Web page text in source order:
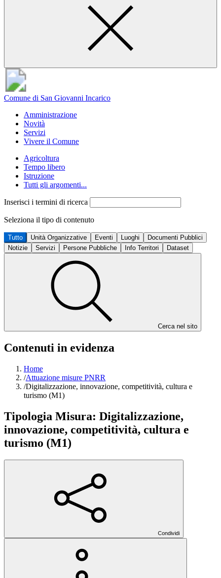
Comune di San Giovanni Incarico
Amministrazione
Novità
Servizi
Vivere il Comune
Agricoltura
Tempo libero
Istruzione
Tutti gli argomenti...
Inserisci i termini di ricerca
Seleziona il tipo di contenuto
Tutto Unità Organizzative Eventi Luoghi
Documenti Pubblici
Notizie
Servizi Persone Pubbliche Info Territori Dataset
Cerca nel sito
Contenuti in evidenza
Home
/Attuazione misure PNRR
/Digitalizzazione, innovazione, competitività, cultura e
turismo (M1)
Tipologia Misura: Digitalizzazione,
innovazione, competitività, cultura e
turismo (M1)
Condividi